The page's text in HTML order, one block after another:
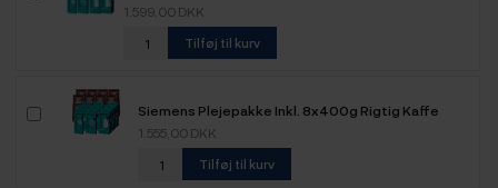
1.599,00 DKK
Tilføj til kurv
Siemens Plejepakke Inkl. 8x400g Rigtig Kaffe
Organic
1.555,00 DKK
Tilføj til kurv